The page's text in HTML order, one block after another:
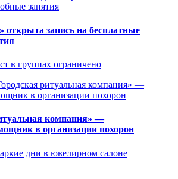
запись на бесплатные
в группах ограничено
компания» —
в организации похорон